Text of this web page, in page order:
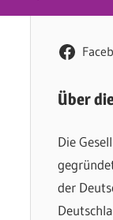
Über
Die
der